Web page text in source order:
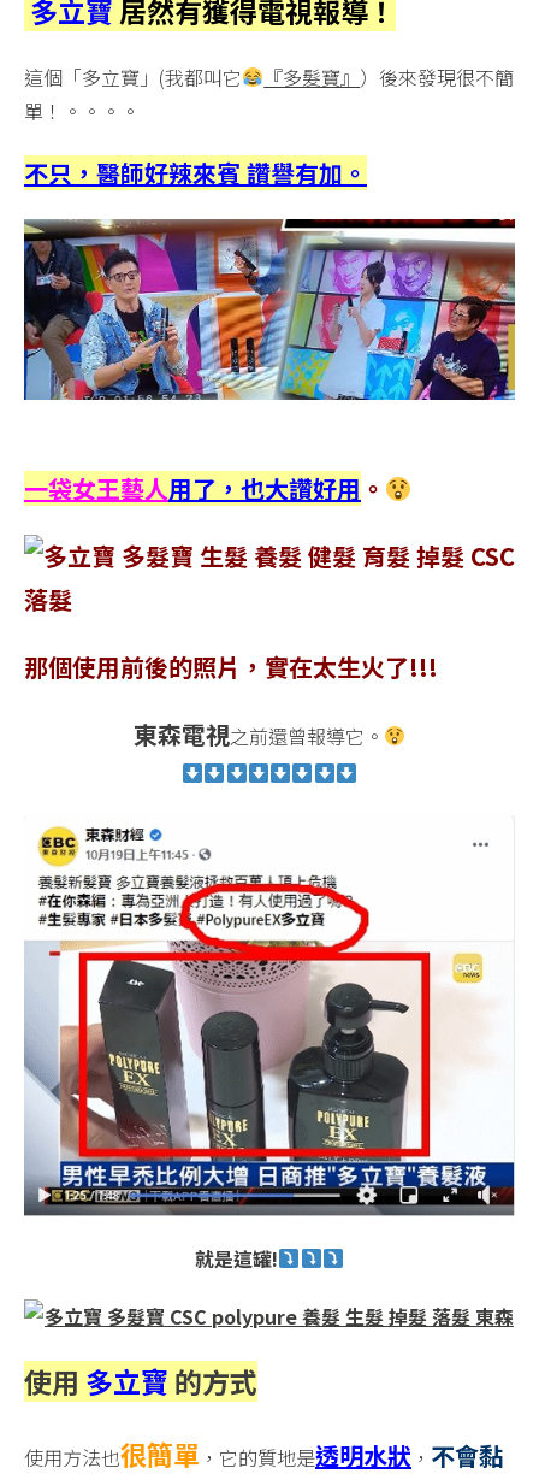
多立寶 居然有獲得電視報導！
這個「多立寶」(我都叫它 『多髮寶』 ）後來發現很不簡
單！。。。。
不只，醫師好辣來賓 讚譽有加。
一袋女王藝人用了，也大讚好用 。
那個使用前後的照片，實在太生火了!!!
東森電視之前還曾報導它。
就是這罐!
使用 多立寶 的方式
使用方法也很簡單 ，它的質地是透明水狀 ， 不會黏